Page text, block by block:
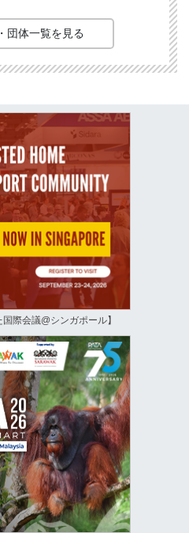
団体一覧を見る
際会議@シンガポール】